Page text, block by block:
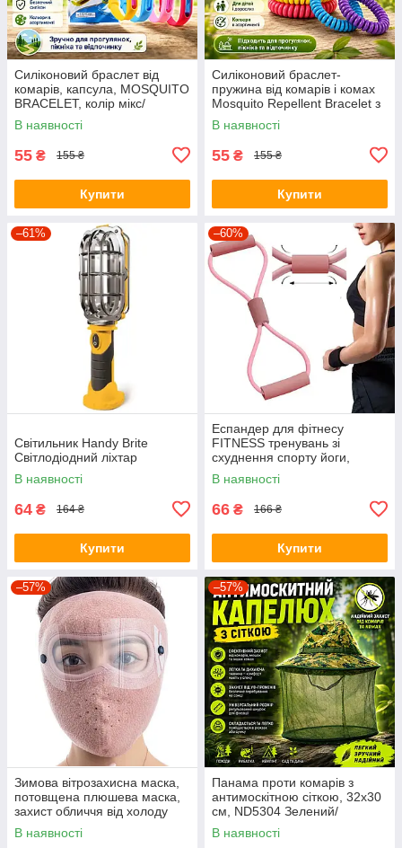
Силіконовий браслет від
комарів, капсула, MOSQUITO
BRACELET, колір мікс/
Сіліконовий антимоскітний
браслет
В наявності
55 ₴ 155 ₴
Купити
Силіконовий браслет-
пружина від комарів і комах
Mosquito Repellent Bracelet з
натуральними ефірними
оліями, до 240 годин
В наявності
55 ₴ 155 ₴
Купити
–61%
Світильник Handy Brite
Світлодіодний ліхтар
В наявності
64 ₴ 164 ₴
Купити
–60%
Еспандер для фітнесу
FITNESS тренувань зі
схуднення спорту йоги,
вісімка, для чоловіків жінок
В наявності
66 ₴ 166 ₴
Купити
–57%
Зимова вітрозахисна маска,
потовщена плюшева маска,
захист обличчя від холоду
для їзди на велосипеді
Рожевий
В наявності
–57%
Панама проти комарів з
антимоскітною сіткою, 32х30
см, ND5304 Зелений/
антимоскітний капелюх із
захистом від комах
В наявності